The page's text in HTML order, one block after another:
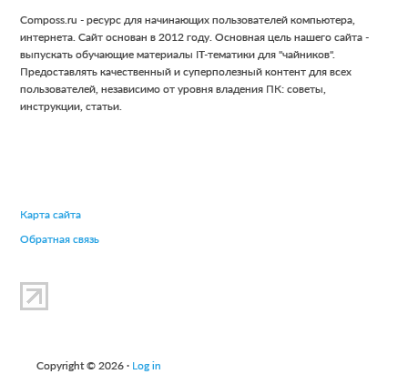
Composs.ru - ресурс для начинающих пользователей компьютера,
интернета. Сайт основан в 2012 году. Основная цель нашего сайта -
выпускать обучающие материалы IT-тематики для "чайников".
Предоставлять качественный и суперполезный контент для всех
пользователей, независимо от уровня владения ПК: советы,
инструкции, статьи.
Карта сайта
Обратная связь
Copyright © 2026 · Log in